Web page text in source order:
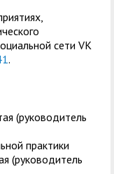
сети VK
.
(руководитель
практики
(руководитель